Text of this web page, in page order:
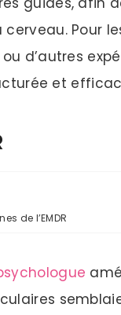
Pour
d’autres
et
de l’EMDR